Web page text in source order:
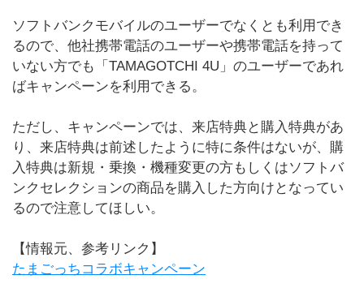
ソフトバンクモバイルのユーザーでなくとも利用でき
るので、他社携帯電話のユーザーや携帯電話を持って
いない方でも「TAMAGOTCHI 4U」のユーザーであれ
ばキャンペーンを利用できる。
ただし、キャンペーンでは、来店特典と購入特典があ
り、来店特典は前述したように特に条件はないが、購
入特典は新規・乗換・機種変更の方もしくはソフトバ
ンクセレクションの商品を購入した方向けとなってい
るので注意してほしい。
【情報元、参考リンク】
たまごっちコラボキャンペーン